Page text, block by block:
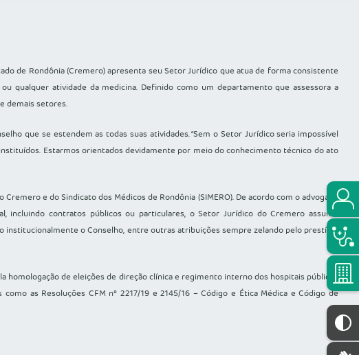
de Rondônia (Cremero) apresenta seu Setor Jurídico que atua de forma consistente
qualquer atividade da medicina. Definido como um departamento que assessora a
demais setores.
que se estendem as todas suas atividades. “Sem o Setor Jurídico seria impossível
Estarmos orientados devidamente por meio do conhecimento técnico do ato
e do Sindicato dos Médicos de Rondônia (SIMERO). De acordo com o advogado
incluindo contratos públicos ou particulares, o Setor Jurídico do Cremero assume
institucionalmente o Conselho, entre outras atribuições sempre zelando pelo prestígio
de eleições de direção clínica e regimento interno dos hospitais públicos
as Resoluções CFM nº 2217/19 e 2145/16 – Código e Ética Médica e Código de